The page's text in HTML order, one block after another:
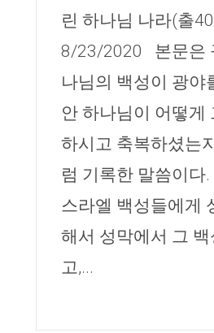
린 하나님 나라(출
8/23/2020 본문은
나님의 백성이 광야
안 하나님이 어떻게
하시고 축복하셨는
럼 기록한 말씀이다.
스라엘 백성들에게
해서 성막에서 그
고,...